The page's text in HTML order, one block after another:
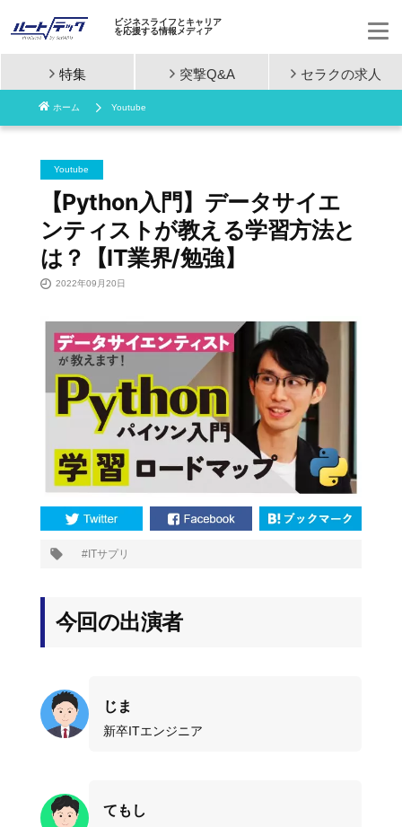
コ
ン
ビジネスライフとキャリア
を応援する情報メディア
特集 突撃Q&A セラクの求人
ホーム Youtube
Youtube
【Python入門】データサイエ
ンティストが教える学習方法と
は？【IT業界/勉強】
2022年09月20日
グ:
ITサプリ
今回の出演者
じま
新卒ITエンジニア
てもし